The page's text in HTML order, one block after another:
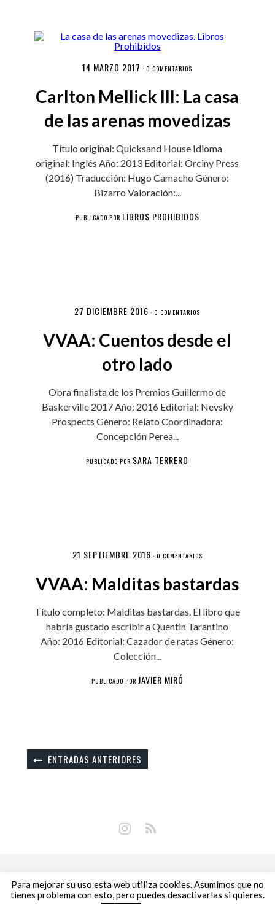
14 MARZO 2017 ·0 COMENTARIOS
Carlton Mellick III: La casa
de las arenas movedizas
Título original: Quicksand House Idioma
original: Inglés Año: 2013 Editorial: Orciny Press
(2016) Traducción: Hugo Camacho Género:
Bizarro Valoración:...
PUBLICADO POR LIBROS PROHIBIDOS
27 DICIEMBRE 2016 ·0 COMENTARIOS
VVAA: Cuentos desde el
otro lado
Obra finalista de los Premios Guillermo de
Baskerville 2017 Año: 2016 Editorial: Nevsky
Prospects Género: Relato Coordinadora:
Concepción Perea...
PUBLICADO POR SARA TERRERO
21 SEPTIEMBRE 2016 · 0 COMENTARIOS
VVAA: Malditas bastardas
Título completo: Malditas bastardas. El libro que
habría gustado escribir a Quentin Tarantino
Año: 2016 Editorial: Cazador de ratas Género:
Colección...
PUBLICADO POR JAVIER MIRÓ
ENTRADAS ANTERIORES
Copyright © 2018 Libros Prohibidos •
Política de
privacidad
Para mejorar su uso esta web utiliza cookies. Asumimos que no
tienes problema con esto, pero puedes desactivarlas si quieres.